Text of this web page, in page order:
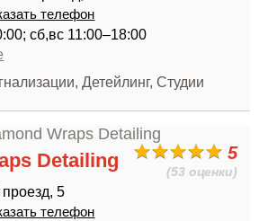
телефон
сб,вс 11:00–18:00
Детейлинг, Студии
5
(53 оценки)
Detailing
5
телефон